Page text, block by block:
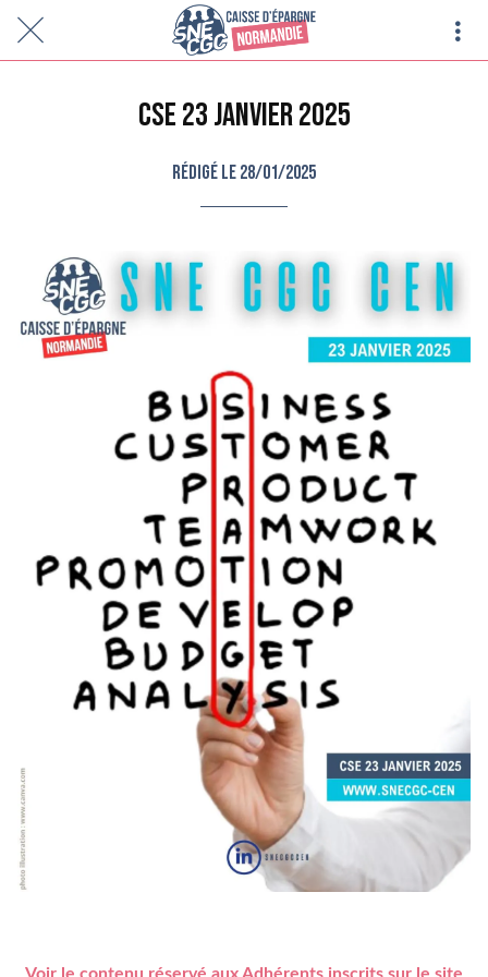
CSE 23 JANVIER 2025
Rédigé le 28/01/2025
Voir le contenu réservé aux Adhérents inscrits sur le site